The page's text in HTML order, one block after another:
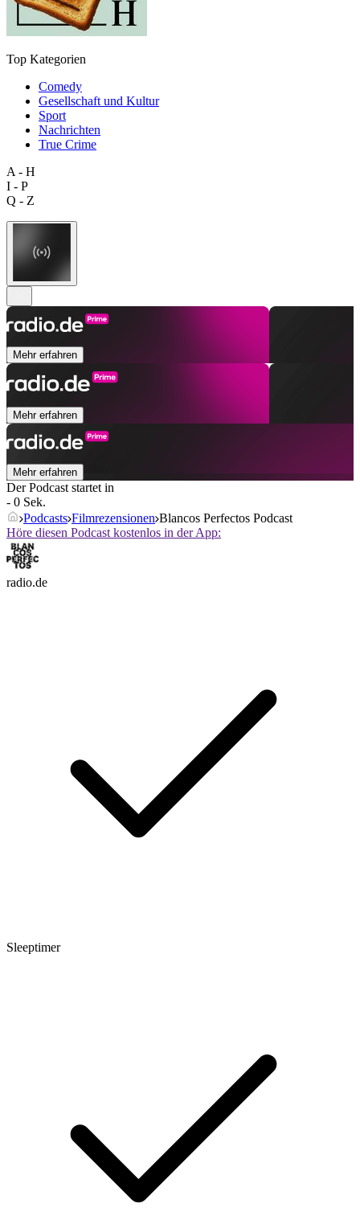
Top Kategorien
Comedy
Gesellschaft und Kultur
Sport
Nachrichten
True Crime
A - H
I - P
Q - Z
Mehr erfahren
Mehr erfahren
Mehr erfahren
Der Podcast startet in
- 0 Sek.
Podcasts Filmrezensionen Blancos Perfectos Podcast
Höre diesen Podcast kostenlos in der App:
radio.de
Sleeptimer